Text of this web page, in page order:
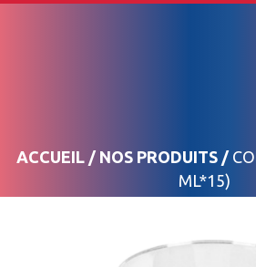
ACCUEIL/ NOS PRODUITS/
ML*15)